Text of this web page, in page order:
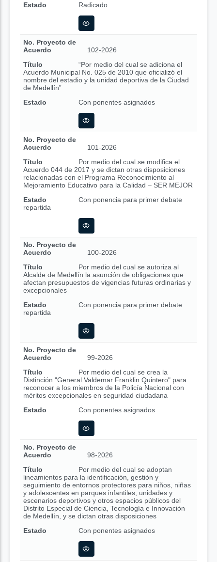
Estado
Radicado
No. Proyecto de
Acuerdo
102-2026
Título
“Por medio del cual se adiciona el
Acuerdo Municipal No. 025 de 2010 que oficializó el
nombre del estadio y la unidad deportiva de la Ciudad
de Medellín”
Estado
Con ponentes asignados
No. Proyecto de
Acuerdo
101-2026
Título
Por medio del cual se modifica el
Acuerdo 044 de 2017 y se dictan otras disposiciones
relacionadas con el Programa Reconocimiento al
Mejoramiento Educativo para la Calidad – SER MEJOR
Estado
Con ponencia para primer debate
repartida
No. Proyecto de
Acuerdo
100-2026
Título
Por medio del cual se autoriza al
Alcalde de Medellín la asunción de obligaciones que
afectan presupuestos de vigencias futuras ordinarias y
excepcionales
Estado
Con ponencia para primer debate
repartida
No. Proyecto de
Acuerdo
99-2026
Título
Por medio del cual se crea la
Distinción "General Valdemar Franklin Quintero" para
reconocer a los miembros de la Policía Nacional con
méritos excepcionales en seguridad ciudadana
Estado
Con ponentes asignados
No. Proyecto de
Acuerdo
98-2026
Título
Por medio del cual se adoptan
lineamientos para la identificación, gestión y
seguimiento de entornos protectores para niños, niñas
y adolescentes en parques infantiles, unidades y
escenarios deportivos y otros espacios públicos del
Distrito Especial de Ciencia, Tecnología e Innovación
de Medellín, y se dictan otras disposiciones
Estado
Con ponentes asignados